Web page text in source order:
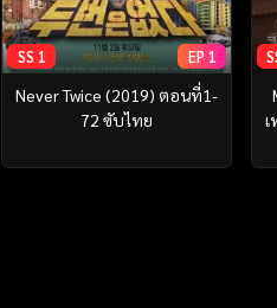
SS 1 EP 1
Never Twice (2019) ตอนที่1-
72 ซับไทย